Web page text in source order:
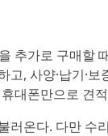
추가로 구매할
, 사양·납기·
대폰만으로 견
러온다. 다만